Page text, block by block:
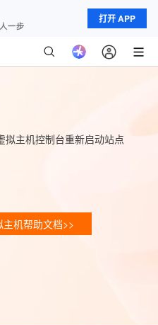
打开 APP
拟主机控制台重新启动站点
机帮助文档>>